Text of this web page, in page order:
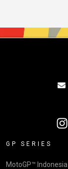
GP SERIES
MotoGP™ Indonesia